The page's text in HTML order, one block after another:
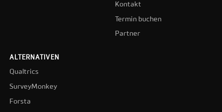
Kontakt
Termin buchen
Partner
ALTERNATIVEN
Qualtrics
SurveyMonkey
Forsta